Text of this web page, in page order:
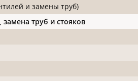
и замены труб)
труб и стояков